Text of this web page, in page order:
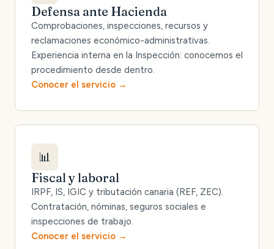
Defensa ante Hacienda
Comprobaciones, inspecciones, recursos y
reclamaciones económico-administrativas.
Experiencia interna en la Inspección: conocemos el
procedimiento desde dentro.
Conocer el servicio
📊
Fiscal y laboral
IRPF, IS, IGIC y tributación canaria (REF, ZEC).
Contratación, nóminas, seguros sociales e
inspecciones de trabajo.
Conocer el servicio